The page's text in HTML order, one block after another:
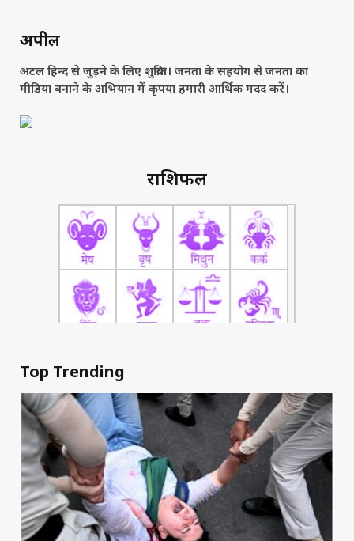
अपील
अटल हिन्द से जुड़ने के लिए शुक्रिया। जनता के सहयोग से जनता का
मीडिया बनाने के अभियान में कृपया हमारी आर्थिक मदद करें।
राशिफल
Top Trending